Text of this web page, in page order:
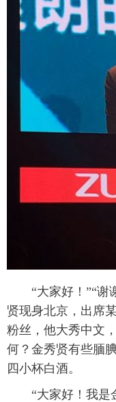
新华电视中文
“大家好！”“谢谢
贤现身北京，出席
粉丝，他大秀中文
何？金秀贤有些腼
四小杯白酒。
“大家好！我是